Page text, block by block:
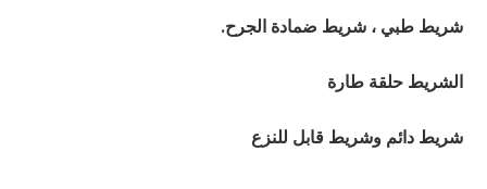
شريط طبي ، شريط ضمادة الجرح.
الشريط حلقة طارة
شريط دائم وشريط قابل للنزع